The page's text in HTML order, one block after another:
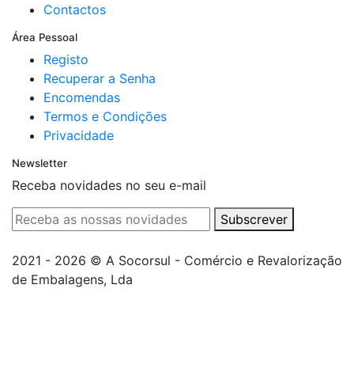
Contactos
Área Pessoal
Registo
Recuperar a Senha
Encomendas
Termos e Condições
Privacidade
Newsletter
Receba novidades no seu e-mail
Subscrever
2021 - 2026 © A Socorsul - Comércio e Revalorização
de Embalagens, Lda